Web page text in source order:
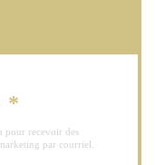
*
pour recevoir des
par courriel.